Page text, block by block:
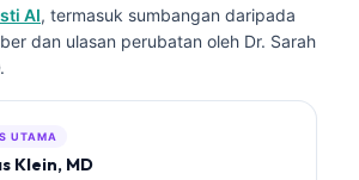
AI, termasuk sumbangan daripada
dan ulasan perubatan oleh Dr. Sarah
UTAMA
Klein, MD